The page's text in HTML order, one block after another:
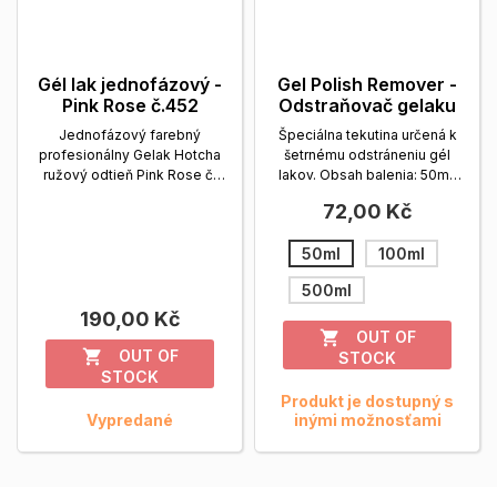
Gél lak jednofázový -
Pink Rose č.452
Jednofázový farebný
profesionálny Gelak Hotcha
ružový odtieň Pink Rose č.
190,00 Kč

OUT OF
STOCK
Vypredané
Gel Polish Remover -
Odstraňovač gelaku
Špeciálna tekutina určená k
šetrnému odstráneniu gél
lakov. Obsah balenia: 50ml,
72,00 Kč
50ml
100ml
500ml

OUT OF
STOCK
Produkt je dostupný s
inými možnosťami